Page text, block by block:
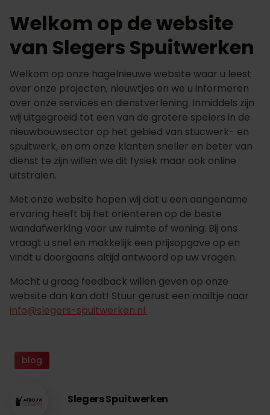
Welkom op de website
van Slegers Spuitwerken
Welkom op onze hagelnieuwe website waar u leest
over onze projecten, nieuwtjes en we u informeren
over onze services en dienstverlening. Inmiddels zijn
wij uitgegroeid tot een van de grotere spelers in de
nieuwbouwsector op het gebied van stucwerk- en
spuitwerk, en om onze klanten sneller en beter van
dienst te zijn willen we dit fysiek maar ook online
uitstralen.
Met onze website hopen wij dat u een aangename
ervaring heeft bij het oriënteren op de beste
wandafwerking voor uw ruimte of woning. Bij ons
vraagt u snel en makkelijk een prijsopgave op en
vindt u doorgaans altijd antwoord op uw vragen.
Mocht u graag feedback willen geven op onze
website dan kan dat! Stuur gerust een mailtje naar
info@slegers-spuitwerken.nl.
blog
Slegers Spuitwerken